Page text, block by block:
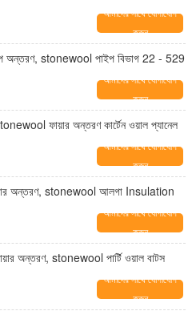
আমাদের সাথে যোগাযোগ
করুন
অন্তরণ, stonewool পাইপ বিভাগ 22 - 529
আমাদের সাথে যোগাযোগ
করুন
ফায়ার অন্তরণ কার্টেন ওয়াল প্যানেল
আমাদের সাথে যোগাযোগ
করুন
অন্তরণ, stonewool আলগা Insulation
আমাদের সাথে যোগাযোগ
করুন
অন্তরণ, stonewool পার্টি ওয়াল বাটস
আমাদের সাথে যোগাযোগ
করুন